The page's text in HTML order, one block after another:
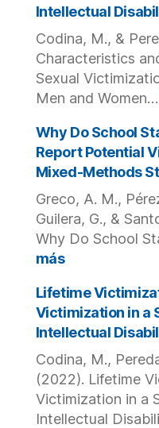
Intellectual
Codina, M., &
Characteristics
Sexual
Men and Women…
Why Do School
Report Potential
Mixed-Methods
Greco, A. M.,
Guilera, G., &
Why Do School
más:
Do
School
Staff
Sometimes
Fail
to
Report
Potential
Lifetime
Victimization in a
Intellectual
Codina, M.,
(2022). Lifetime
Victimization in a
Intellectual